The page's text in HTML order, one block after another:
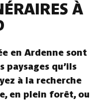
À
en Ardenne sont
paysages qu’ils
à la recherche
en plein forêt, ou